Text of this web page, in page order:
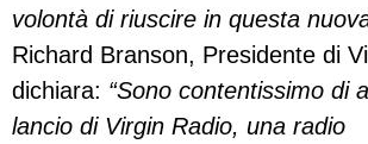
volontà di riuscire in questa
Richard Branson, Presidente di
dichiara: “Sono contentissimo di
lancio di Virgin Radio, una radio